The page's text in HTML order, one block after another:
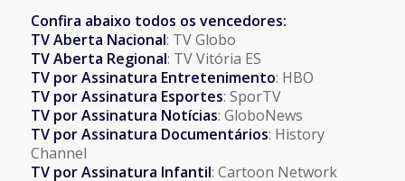
Confira abaixo todos os vencedores:
TV Aberta Nacional: TV Globo
TV Aberta Regional: TV Vitória ES
TV por Assinatura Entretenimento: HBO
TV por Assinatura Esportes: SporTV
TV por Assinatura Notícias: GloboNews
TV por Assinatura Documentários: History
Channel
TV por Assinatura Infantil: Cartoon Network